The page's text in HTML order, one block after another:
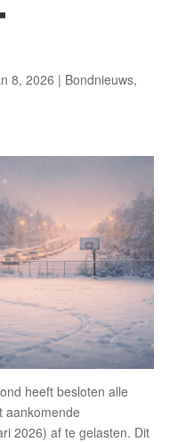
8, 2026 | Bondnieuws,
heeft besloten alle
aankomende
2026) af te gelasten. Dit